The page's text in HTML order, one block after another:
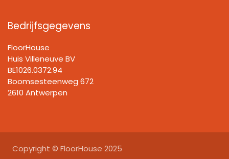
Bedrijfsgegevens
FloorHouse
Huis Villeneuve BV​
BE1026.0372.94
Boomsesteenweg 672
2610 Antwerpen
Copyright © FloorHouse 2025